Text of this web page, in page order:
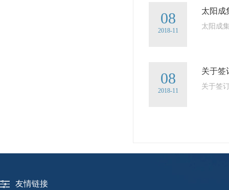
08
2018-11
太阳成
太阳成
08
2018-11
关于签
关于签
友情链接